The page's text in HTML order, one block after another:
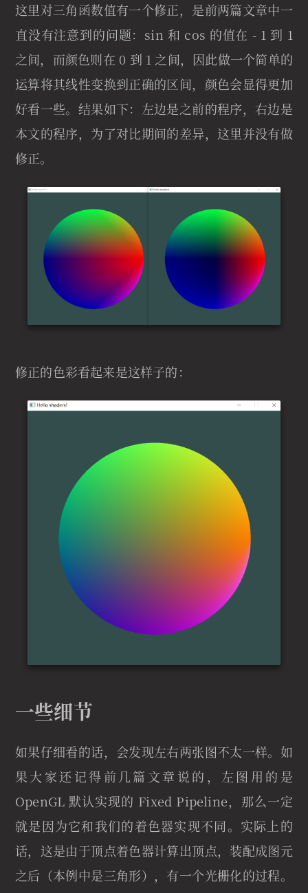
这里对三角函数值有一个修正，是前两篇文章中一
直没有注意到的问题：sin 和 cos 的值在 - 1 到 1
之间，而颜色则在 0 到 1 之间，因此做一个简单的
运算将其线性变换到正确的区间，颜色会显得更加
好看一些。结果如下：左边是之前的程序，右边是
本文的程序，为了对比期间的差异，这里并没有做
修正。
修正的色彩看起来是这样子的：
一些细节
如果仔细看的话，会发现左右两张图不太一样。如
果大家还记得前几篇文章说的，左图用的是
OpenGL 默认实现的 Fixed Pipeline，那么一定
就是因为它和我们的着色器实现不同。实际上的
话，这是由于顶点着色器计算出顶点，装配成图元
之后（本例中是三角形），有一个光栅化的过程。